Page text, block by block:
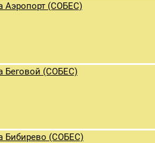
Аэропорт (СОБЕС)
Беговой (СОБЕС)
Бибирево (СОБЕС)